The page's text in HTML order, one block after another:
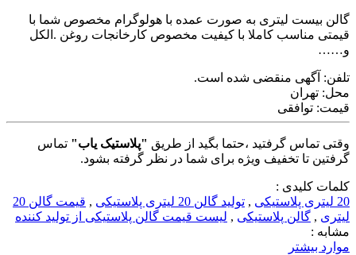
گالن بیست لیتری به صورت عمده با هولوگرام مخصوص شما با
قیمتی مناسب کاملا با کیفیت مخصوص کارخانجات روغن .الکل
و……
تلفن: آگهی منقضی شده است.
محل: تهران
قیمت: توافقی
وقتی تماس گرفتید ،حتما بگید از طریق "پلاستیک یاب" تماس
گرفتین تا تخفیف ویژه برای شما در نظر گرفته بشود.
کلمات کلیدی :
20 لیتری پلاستیکی
, تولید گالن 20 لیتری پلاستیکی ,
قیمت گالن 20
لیتری , گالن پلاستیکی , لیست قیمت گالن پلاستیکی از تولید کننده
مشابه :
موارد بیشتر